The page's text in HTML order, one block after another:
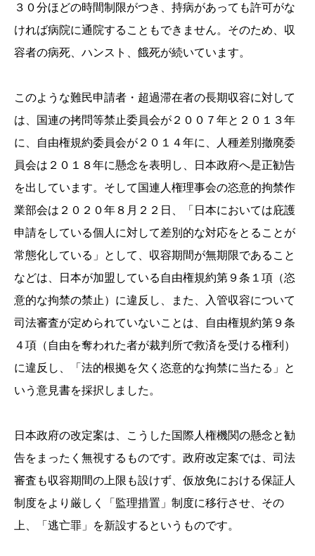
３０分ほどの時間制限がつき、持病があっても許可がな
ければ病院に通院することもできません。そのため、収
容者の病死、ハンスト、餓死が続いています。
このような難民申請者・超過滞在者の長期収容に対して
は、国連の拷問等禁止委員会が２００７年と２０１３年
に、自由権規約委員会が２０１４年に、人種差別撤廃委
員会は２０１８年に懸念を表明し、日本政府へ是正勧告
を出しています。そして国連人権理事会の恣意的拘禁作
業部会は２０２０年８月２２日、「日本においては庇護
申請をしている個人に対して差別的な対応をとることが
常態化している」として、収容期間が無期限であること
などは、日本が加盟している自由権規約第９条１項（恣
意的な拘禁の禁止）に違反し、また、入管収容について
司法審査が定められていないことは、自由権規約第９条
４項（自由を奪われた者が裁判所で救済を受ける権利）
に違反し、「法的根拠を欠く恣意的な拘禁に当たる」と
いう意見書を採択しました。
日本政府の改定案は、こうした国際人権機関の懸念と勧
告をまったく無視するものです。政府改定案では、司法
審査も収容期間の上限も設けず、仮放免における保証人
制度をより厳しく「監理措置」制度に移行させ、その
上、「逃亡罪」を新設するというものです。